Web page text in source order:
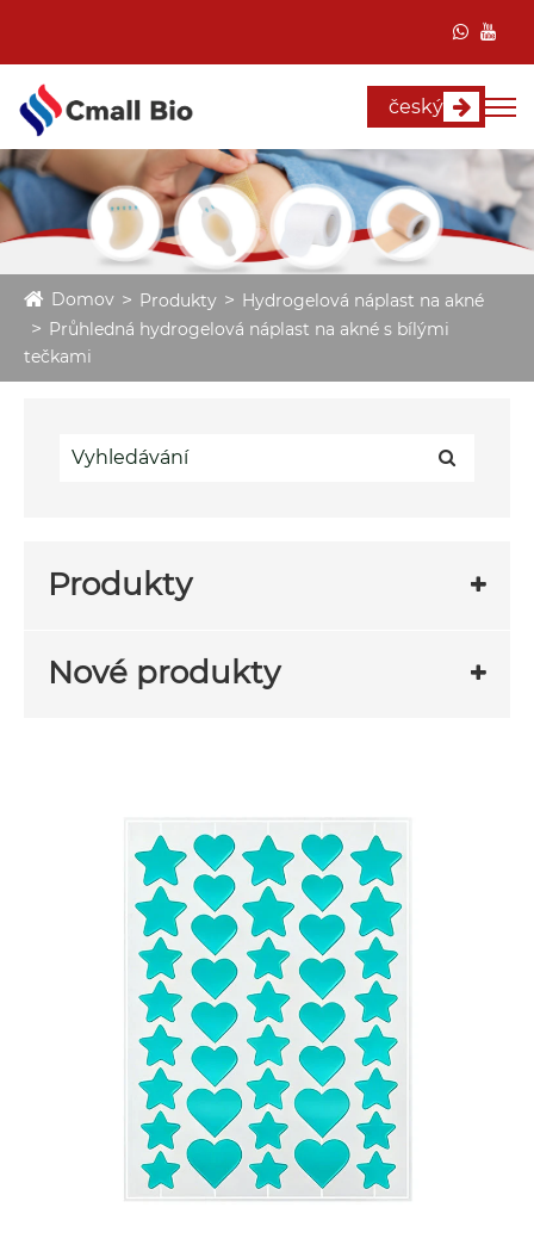
český
Domov Produkty
Hydrogelová náplast na akné
Průhledná hydrogelová náplast na akné s bílými
tečkami
Produkty
Nové produkty